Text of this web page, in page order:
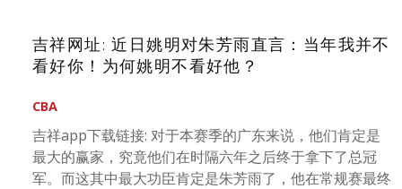
吉祥网址: 近日姚明对朱芳雨直言：当年我并不
看好你！为何姚明不看好他？
CBA
吉祥app下载链接: 对于本赛季的广东来说，他们肯定是
最大的赢家，究竟他们在时隔六年之后终于拿下了总冠
军。而这其中最大功臣肯定是朱芳雨了，他在常规赛最终